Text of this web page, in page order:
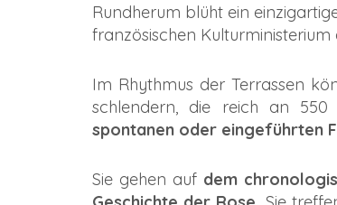
Rundherum blüht ein
französischen Kulturministerium
Im Rhythmus der Terrassen
schlendern, die reich an
spontanen oder eingeführten
Sie gehen auf dem